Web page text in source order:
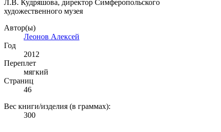
Л.В. Кудряшова, директор Симферопольского
художественного музея
Автор(ы)
Леонов Алексей
Год
2012
Переплет
мягкий
Страниц
46
Вес книги/изделия (в граммах):
300